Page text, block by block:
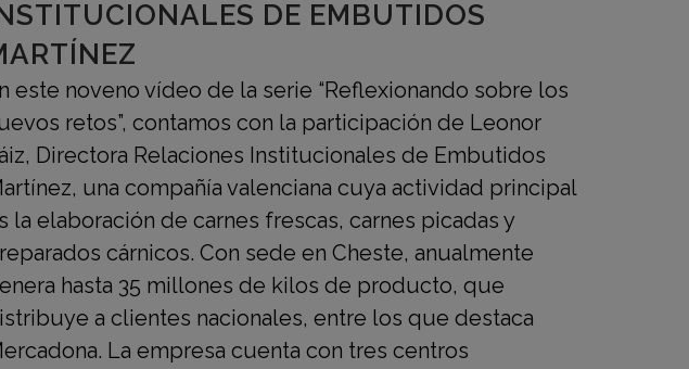
DE EMBUTIDOS
este noveno vídeo de la serie “Reflexionando sobre los
retos”, contamos con la participación de Leonor
Directora Relaciones Institucionales de Embutidos
una compañía valenciana cuya actividad principal
la elaboración de carnes frescas, carnes picadas y
cárnicos. Con sede en Cheste, anualmente
hasta 35 millones de kilos de producto, que
a clientes nacionales, entre los que destaca
La empresa cuenta con tres centros